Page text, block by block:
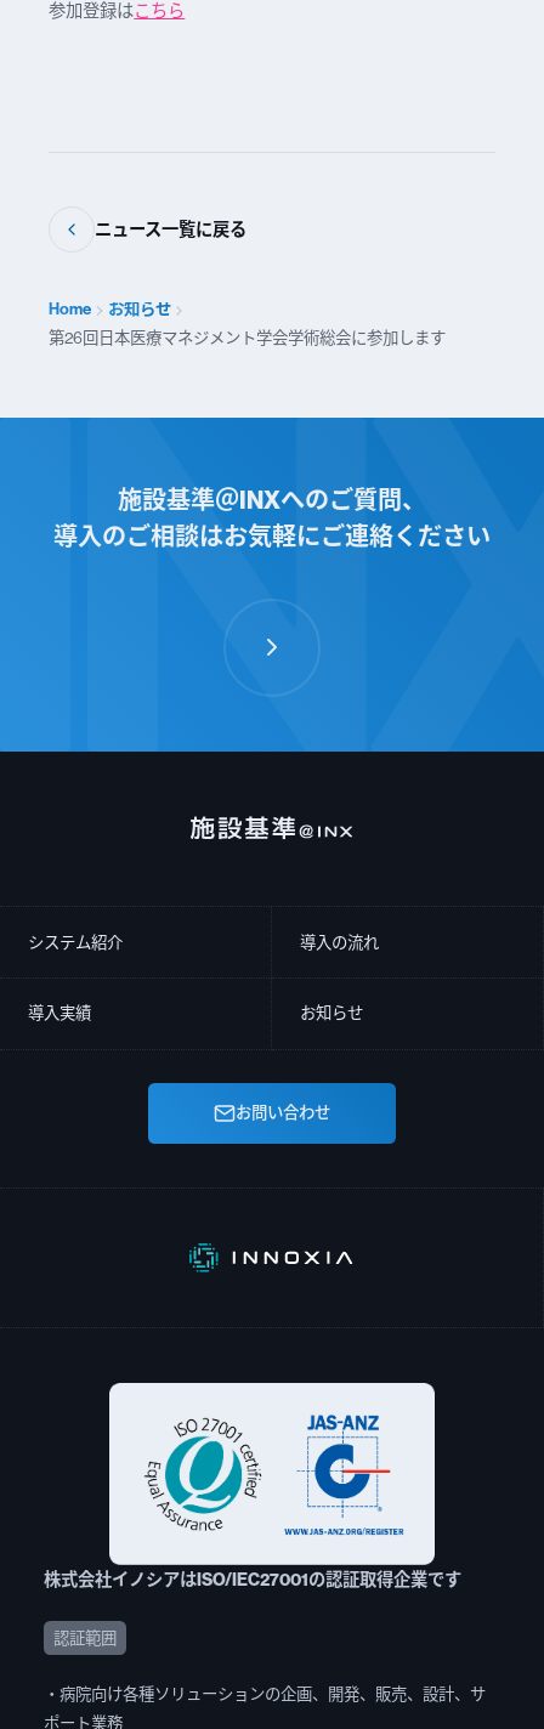
参加登録はこちら
ニュース一覧に戻る
Home お知らせ
第26回日本医療マネジメント学会学術総会に参加します
施設基準＠INXへのご質問、
導入のご相談はお気軽にご連絡ください
システム紹介 導入の流れ
導入実績 お知らせ
お問い合わせ
株式会社イノシアはISO/IEC27001の認証取得企業です
認証範囲
・病院向け各種ソリューションの企画、開発、販売、設計、サ
ポート業務